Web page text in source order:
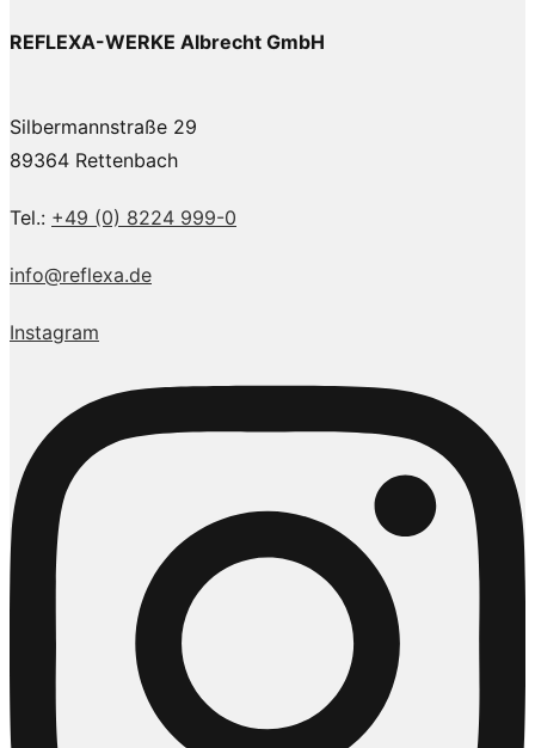
REFLEXA-WERKE Albrecht GmbH
Silbermannstraße 29
89364 Rettenbach
Tel.: +49 (0) 8224 999-0
info@reflexa.de
Instagram